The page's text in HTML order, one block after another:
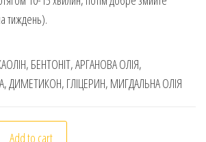
тиждень).
БЕНТОНІТ, АРГАНОВА ОЛІЯ,
ДИМЕТИКОН, ГЛІЦЕРИН, МИГДАЛЬНА ОЛІЯ
маска з маслом ши. 400г. Shea
Add to cart